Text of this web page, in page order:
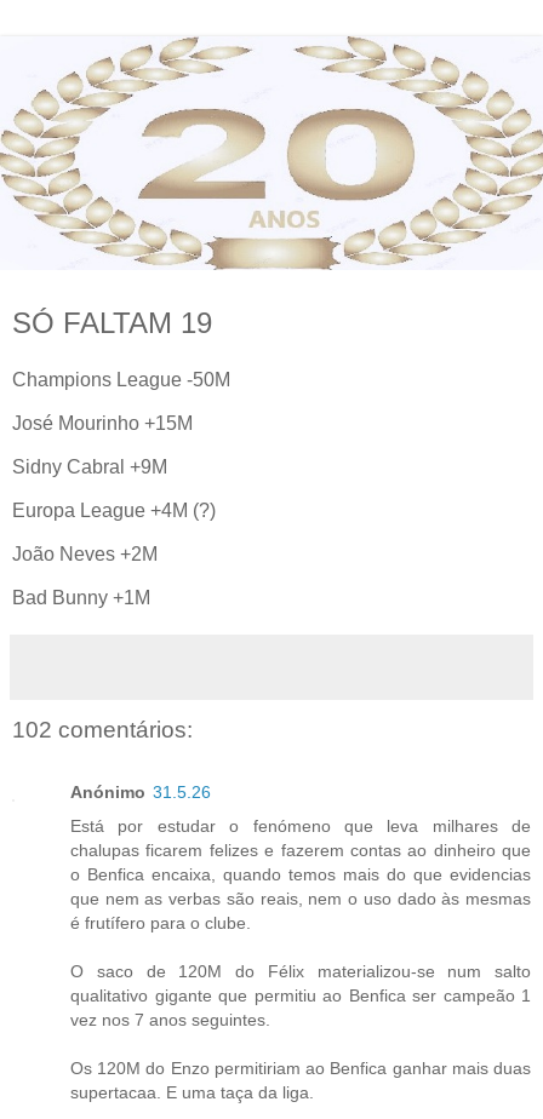
SÓ FALTAM 19
Champions League -50M
José Mourinho +15M
Sidny Cabral +9M
Europa League +4M (?)
João Neves +2M
Bad Bunny +1M
102 comentários:
Anónimo 31.5.26
Está por estudar o fenómeno que leva milhares de
chalupas ficarem felizes e fazerem contas ao dinheiro que
o Benfica encaixa, quando temos mais do que evidencias
que nem as verbas são reais, nem o uso dado às mesmas
é frutífero para o clube.
O saco de 120M do Félix materializou-se num salto
qualitativo gigante que permitiu ao Benfica ser campeão 1
vez nos 7 anos seguintes.
Os 120M do Enzo permitiriam ao Benfica ganhar mais duas
supertacaa. E uma taça da liga.